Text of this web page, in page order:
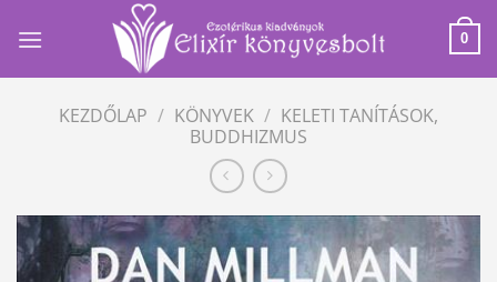
0
KEZDŐLAP / KÖNYVEK / KELETI TANÍTÁSOK,
BUDDHIZMUS